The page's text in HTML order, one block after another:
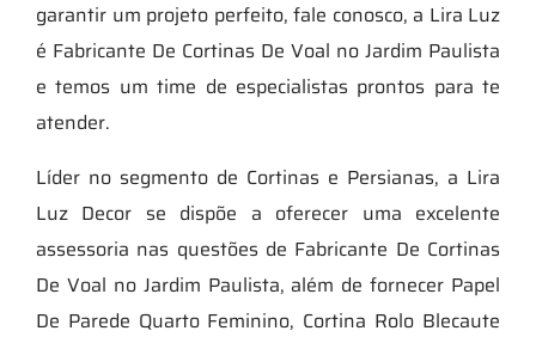
garantir um projeto perfeito, fale conosco, a Lira Luz
é Fabricante De Cortinas De Voal no Jardim Paulista
e temos um time de especialistas prontos para te
atender.
Líder no segmento de Cortinas e Persianas, a Lira
Luz Decor se dispõe a oferecer uma excelente
assessoria nas questões de Fabricante De Cortinas
De Voal no Jardim Paulista, além de fornecer Papel
De Parede Quarto Feminino, Cortina Rolo Blecaute